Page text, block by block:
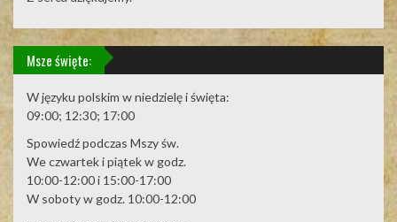
Msze święte:
W języku polskim w niedzielę i święta:
09:00; 12:30; 17:00
Spowiedź podczas Mszy św.
We czwartek i piątek w godz.
10:00-12:00 i 15:00-17:00
W soboty w godz. 10:00-12:00